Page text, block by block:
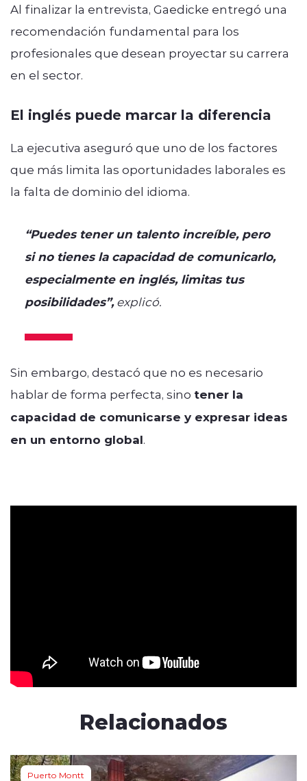
Al finalizar la entrevista, Gaedicke entregó una
recomendación fundamental para los
profesionales que desean proyectar su carrera
en el sector.
El inglés puede marcar la diferencia
La ejecutiva aseguró que uno de los factores
que más limita las oportunidades laborales es
la falta de dominio del idioma.
“Puedes tener un talento increíble, pero
si no tienes la capacidad de comunicarlo,
especialmente en inglés, limitas tus
posibilidades”,explicó.
Sin embargo, destacó que no es necesario
hablar de forma perfecta, sino tener la
capacidad de comunicarse y expresar ideas
en un entorno global.
Relacionados
Puerto Montt